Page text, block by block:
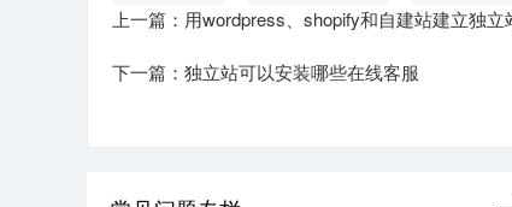
上一篇：用wordpress、shopify和自建站建立独立
下一篇：独立站可以安装哪些在线客服